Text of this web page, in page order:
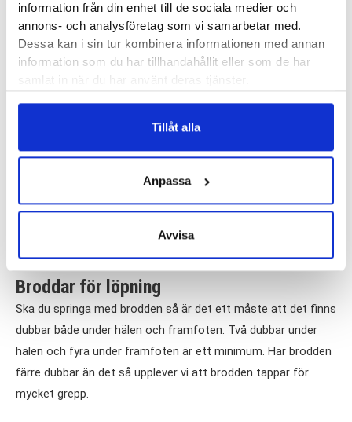
information från din enhet till de sociala medier och
annons- och analysföretag som vi samarbetar med.
Dessa kan i sin tur kombinera informationen med annan
information som du har tillhandahållit eller som de har
samlat in när du har använt deras tjänster.
Tillåt alla
Anpassa
Avvisa
beror helt och hållet på vilka skor du ska använda den till och
vid vilken aktivitet du ska utföra. Vi hjälper dig självklart att
hitta en optimal modell vare sig du handlar i butik eller online.
Maila oss på
info@gaochlopkliniken.se
glida omkring, då försämras greppet avsevärt. Dubbens
storlek, antal och placering är nästa del som kommer spela
in. Ju längre ut mot kanterna på skon som dubben sitter,
material i dubben förbättrar ytterligare greppet.
Broddar för löpning
Ska du springa med brodden så är det ett måste att det finns
dubbar både under hälen och framfoten. Två dubbar under
hälen och fyra under framfoten är ett minimum. Har brodden
färre dubbar än det så upplever vi att brodden tappar för
mycket grepp.